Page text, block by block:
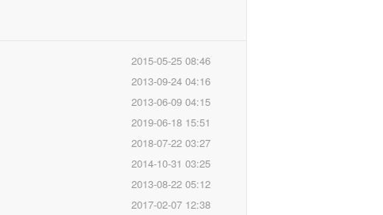
2015-05-25 08:46
2013-09-24 04:16
2013-06-09 04:15
2019-06-18 15:51
2018-07-22 03:27
2014-10-31 03:25
2013-08-22 05:12
2017-02-07 12:38